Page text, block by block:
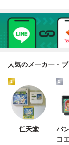
人気のメーカー・
1
任天堂
2
バ
コ